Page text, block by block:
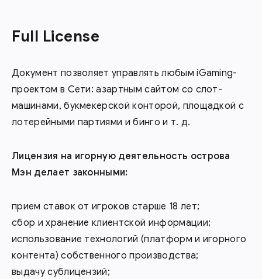
Full License
Документ позволяет управлять любым iGaming-
проектом в Сети: азартным сайтом со слот-
машинами, букмекерской конторой, площадкой с
лотерейными партиями и бинго и т. д.
Лицензия на игорную деятельность острова
Мэн делает законными:
прием ставок от игроков старше 18 лет;
сбор и хранение клиентской информации;
использование технологий (платформ и игорного
контента) собственного производства;
выдачу сублицензий;